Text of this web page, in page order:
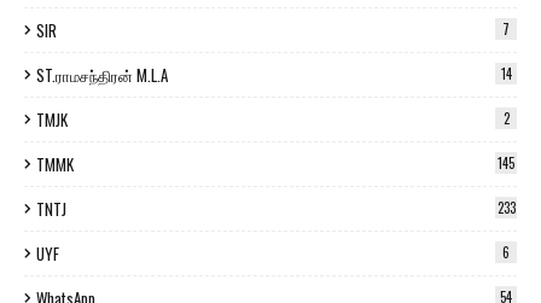
SIR 7
ST.ராமசந்திரன் M.L.A 14
TMJK 2
TMMK 145
TNTJ 233
UYF 6
WhatsApp 54